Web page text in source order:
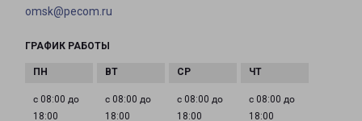
omsk@pecom.ru
ГРАФИК РАБОТЫ
с 08:00 до
18:00
с 08:00 до
18:00
с 08:00 до
18:00
с 08:00 до
18:00